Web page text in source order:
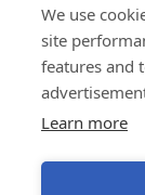
We use
site
features and
Learn more